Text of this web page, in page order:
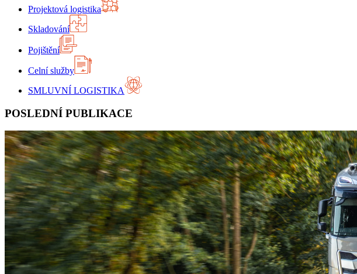
Projektová logistika
Skladování
Pojištění
Celní služby
SMLUVNÍ LOGISTIKA
POSLEDNÍ PUBLIKACE